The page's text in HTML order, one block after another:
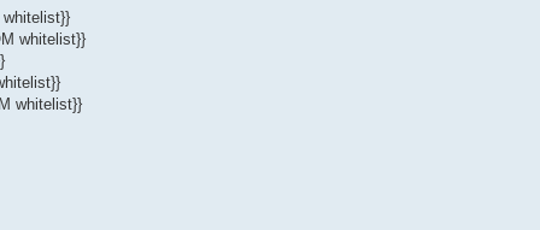
whitelist}}
whitelist}}